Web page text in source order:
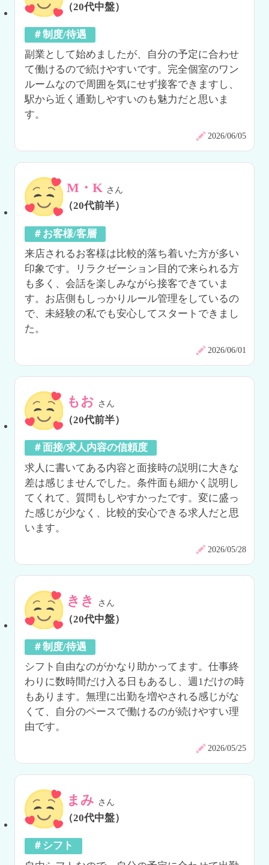
（20代中盤）
＃制度/待遇
副業として始めましたが、自分の予定に合わせ
て働けるので続けやすいです。完全個室のワン
ルームなので周囲を気にせず接客できますし、
駅から近く通勤しやすいのも魅力だと思いま
す。
2026/06/05
M・K さん
（20代前半）
＃お客様/客層
来店されるお客様は比較的落ち着いた方が多い
印象です。リラクゼーション目的で来られる方
も多く、会話を楽しみながら接客できていま
す。お店側もしっかりルール管理をしているの
で、未経験の私でも安心してスタートできまし
た。
2026/06/01
もお さん
（20代前半）
＃面接/求人内容の信頼度
求人に書いてある内容と面接時の説明に大きな
差は感じませんでした。条件面も細かく説明し
てくれて、質問もしやすかったです。変に盛っ
た感じが少なく、比較的安心できる求人だと思
います。
2026/05/28
きき さん
（20代中盤）
＃制度/待遇
シフト自由なのがかなり助かってます。仕事終
わりに数時間だけ入る日もあるし、週1だけの時
もあります。無理に出勤を増やされる感じがな
くて、自分のペースで働けるのが続けやすい理
由です。
2026/05/25
まみ さん
（20代中盤）
＃シフト